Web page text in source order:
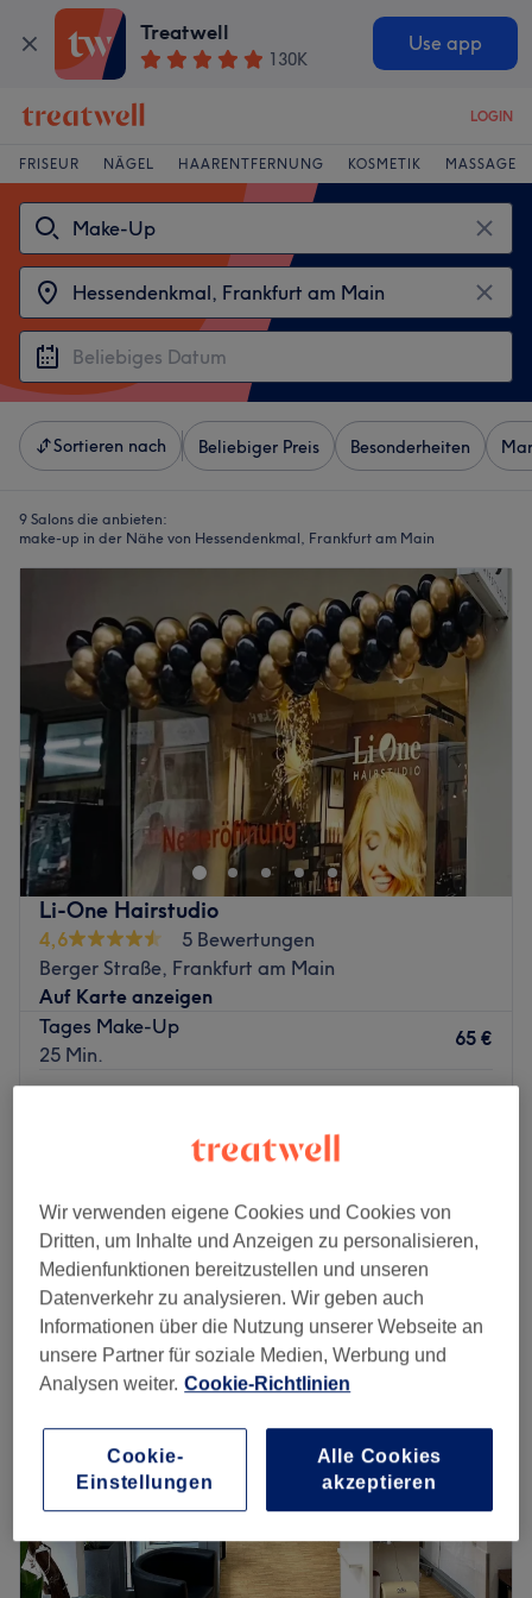
Treatwell
130K
Use app
LOGIN
FRISEUR NÄGEL HAARENTFERNUNG KOSMETIK MASSAGE
Sortieren nach Beliebiger Preis Besonderheiten
9 Salons die anbieten:
make-up in der Nähe von Hessendenkmal, Frankfurt am Main
Li-One Hairstudio
4,6
5 Bewertungen
Berger Straße, Frankfurt am Main
Auf Karte anzeigen
Tages Make-Up
25 Min.
65 €
Braut Make-Up & Frisur Ab
Schnellansicht Saloninfos
Montag 12:00–19:00
Dienstag
10:00–19:00
Mittwoch
10:00– 19:00
Donnerstag
Samstag
09:00–16:00
Sonntag
Geschlossen
im Salon Li-One Hairstudio in Frankfurt am Main vorbei
und suche dir aus dem vielfältigen Angebot das Passende
Wir verwenden eigene Cookies und Cookies von
Dritten, um Inhalte und Anzeigen zu personalisieren,
Medienfunktionen bereitzustellen und unseren
Datenverkehr zu analysieren. Wir geben auch
Informationen über die Nutzung unserer Webseite an
unsere Partner für soziale Medien, Werbung und
Analysen weiter. Cookie-Richtlinien
Cookie-
Einstellungen
Alle Cookies
akzeptieren